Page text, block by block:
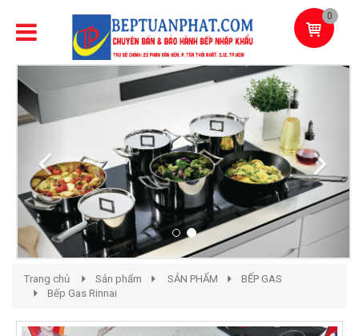
0
Previous
Trang chủ Sản phẩm SẢN PHẨM
BẾP GAS
Bếp Gas Rinnai